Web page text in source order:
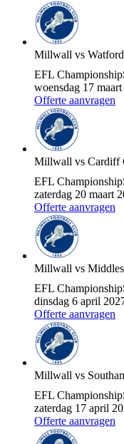
Millwall vs Watford
EFL Championship
woensdag 17
Offerte aanvragen
Millwall vs Cardiff
EFL Championship
zaterdag 20 maart
Offerte aanvragen
Millwall vs
EFL Championship
dinsdag 6 april
Offerte aanvragen
Millwall vs
EFL Championship
zaterdag 17 april
Offerte aanvragen